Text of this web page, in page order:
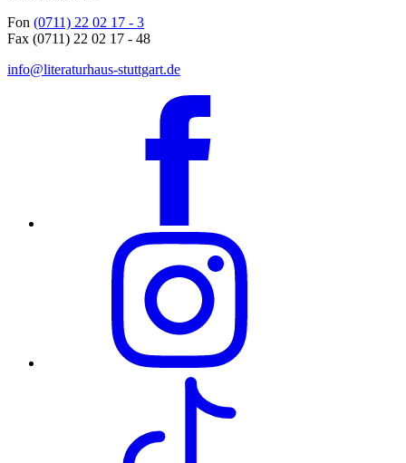
Fon (0711) 22 02 17 - 3
Fax (0711) 22 02 17 - 48
info@literaturhaus-stuttgart.de